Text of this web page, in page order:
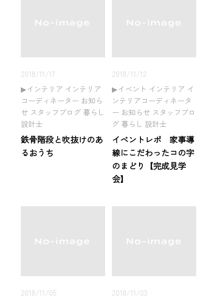
2018/11/17
インテリア インテリア
コーディネーター お知ら
せ スタッフブログ 暮らし
設計士
鉄骨階段と吹抜けのあ
るおうち
2018/11/12
イベント インテリア イ
ンテリアコーディネータ
ー お知らせ スタッフブロ
グ 暮らし 設計士
イベントレポ 家事導
線にこだわったコの字
のまどり【完成見学
会】
2018/11/05
2018/11/03